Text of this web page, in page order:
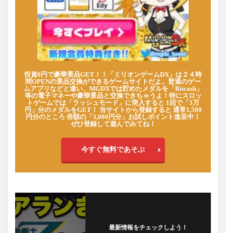
投資0円で豪華景品GET！！「ミリオンゲームDX」は２４時
間OPENの景品交換ができるゲームサイトだよ。普通のゲー
ムアプリなどと違い、MGDXでは貯めたメダルを「Bitcash」
等の電子マネーや豪華景品と交換できちゃうよ！特にスロッ
トゲームでは「ラッシュモード」に突入すると 1回で「3万
円」分のメダルをGET！ 当サイトから登録すると 通常1,500
円分のところ 倍額の「3,000円分」お試しポイント進呈中！
ぜひ登録して遊んでみてね！
今すぐ無料であそぶ
最新情報をチェックしよう！